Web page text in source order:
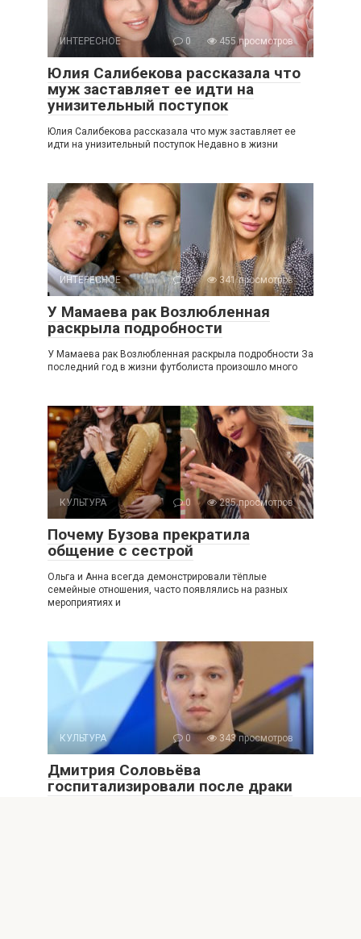
ИНТЕРЕСНОЕ 0 455 просмотров
Юлия Салибекова рассказала что
муж заставляет ее идти на
унизительный поступок
Юлия Салибекова рассказала что муж заставляет ее
идти на унизительный поступок Недавно в жизни
ИНТЕРЕСНОЕ 0 341 просмотров
У Мамаева рак Возлюбленная
раскрыла подробности
У Мамаева рак Возлюбленная раскрыла подробности За
последний год в жизни футболиста произошло много
КУЛЬТУРА 0 285 просмотров
Почему Бузова прекратила
общение с сестрой
Ольга и Анна всегда демонстрировали тёплые
семейные отношения, часто появлялись на разных
мероприятиях и
КУЛЬТУРА 0 343 просмотров
Дмитрия Соловьёва
госпитализировали после драки